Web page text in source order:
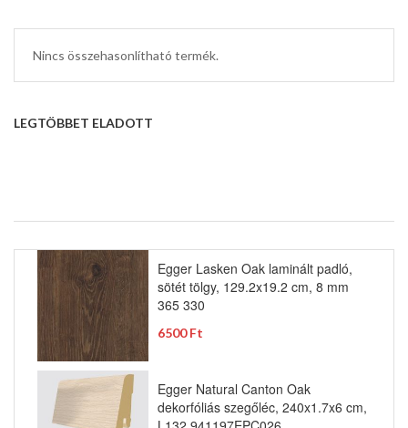
Nincs összehasonlítható termék.
LEGTÖBBET ELADOTT
Egger Lasken Oak laminált padló,
sötét tölgy, 129.2x19.2 cm, 8 mm
365 330
6500 Ft
Egger Natural Canton Oak
dekorfóliás szegőléc, 240x1.7x6 cm,